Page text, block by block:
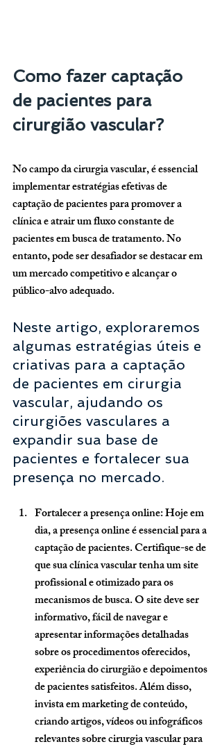
Como fazer captação
de pacientes para
cirurgião vascular?
No campo da cirurgia vascular, é essencial
implementar estratégias efetivas de
captação de pacientes para promover a
clínica e atrair um fluxo constante de
pacientes em busca de tratamento. No
entanto, pode ser desafiador se destacar em
um mercado competitivo e alcançar o
público-alvo adequado.
Neste artigo, exploraremos
algumas estratégias úteis e
criativas para a captação
de pacientes em cirurgia
vascular, ajudando os
cirurgiões vasculares a
expandir sua base de
pacientes e fortalecer sua
presença no mercado.
Fortalecer a presença online: Hoje em
dia, a presença online é essencial para a
captação de pacientes. Certifique-se de
que sua clínica vascular tenha um site
profissional e otimizado para os
mecanismos de busca. O site deve ser
informativo, fácil de navegar e
apresentar informações detalhadas
sobre os procedimentos oferecidos,
experiência do cirurgião e depoimentos
de pacientes satisfeitos. Além disso,
invista em marketing de conteúdo,
criando artigos, vídeos ou infográficos
relevantes sobre cirurgia vascular para